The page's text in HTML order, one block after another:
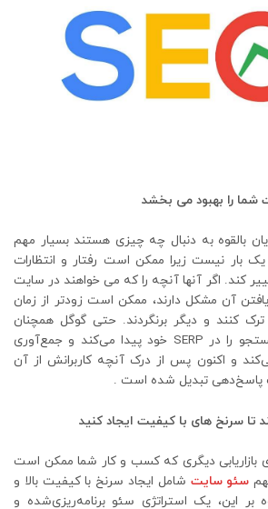
شما را بهبود می بخشد
بالقوه به دنبال چه چیزی هستند بسیار مهم
بار نیست زیرا ممکن است رفتار و انتظارات
کند. اگر آنها آنچه را که می خواهند در سایت
یافتن آن مشکل دارند، ممکن است زودتر از زمان
کنند و دیگر برنگردند. حتی گوگل همچنان
روشی را که اطلاعات جستجو را در SERP خود پیدا می‌کند و جمع‌آوری
و اکنون پس از درک آنچه کاربرانش از آن
پاسخ‌دهی تبدیل شده است .
سرنخ های با کیفیت ایجاد کنید
بازاریابی دیگری که کسب و کار شما ممکن است
سئو سایت شامل ایجاد سرنخ با کیفیت بالا و
بر این، یک استراتژی سئو برنامه‌ریزی‌شده و